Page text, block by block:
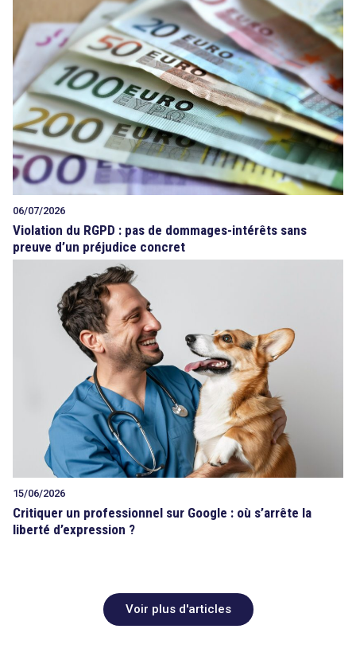
06/07/2026
Violation du RGPD : pas de dommages-intérêts sans
preuve d’un préjudice concret
15/06/2026
Critiquer un professionnel sur Google : où s’arrête la
liberté d’expression ?
Voir plus d'articles